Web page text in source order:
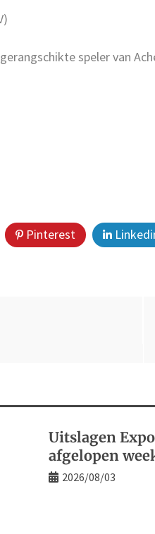
speler van
Pinterest
Uitslagen
afgelopen
2026/08/03